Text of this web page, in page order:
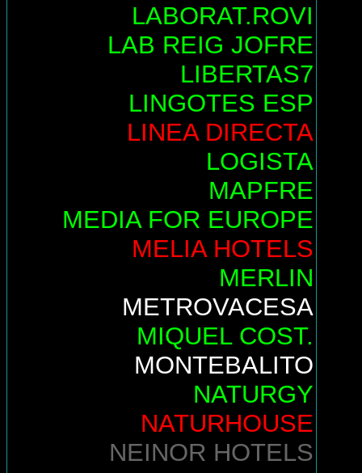
LABORAT.ROVI
LAB REIG JOFRE
LIBERTAS7
LINGOTES ESP
LINEA DIRECTA
LOGISTA
MAPFRE
MEDIA FOR EUROPE
MELIA HOTELS
MERLIN
METROVACESA
MIQUEL COST.
MONTEBALITO
NATURGY
NATURHOUSE
NEINOR HOTELS